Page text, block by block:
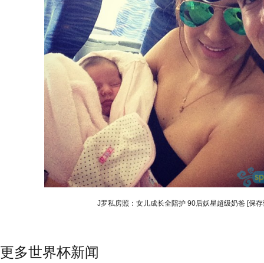
J罗私房照：女儿成长全陪护 90后妖星超级奶爸 [保
更多世界杯新闻